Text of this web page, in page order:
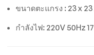
ขนาดตะแกรง : 23 x
กำลังไฟ: 220V 50Hz